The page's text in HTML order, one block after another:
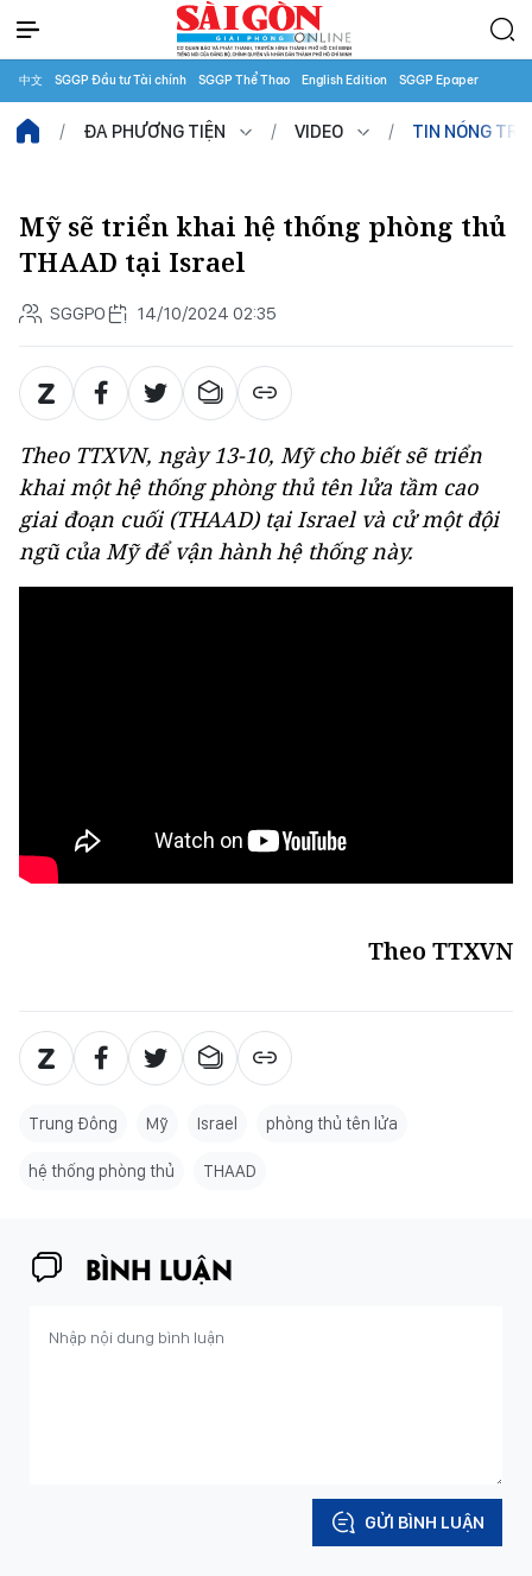
中文 SGGP Đầu tư Tài chính SGGP Thể Thao English Edition SGGP Epaper
ĐA PHƯƠNG TIỆN VIDEO TIN NÓNG
Mỹ sẽ triển khai hệ thống phòng thủ
THAAD tại Israel
SGGPO 14/10/2024 02:35
Theo TTXVN, ngày 13-10, Mỹ cho biết sẽ triển
khai một hệ thống phòng thủ tên lửa tầm cao
giai đoạn cuối (THAAD) tại Israel và cử một đội
ngũ của Mỹ để vận hành hệ thống này.
Theo TTXVN
Trung Đông Mỹ Israel phòng thủ tên lửa
hệ thống phòng thủ THAAD
BÌNH LUẬN
GỬI BÌNH LUẬN